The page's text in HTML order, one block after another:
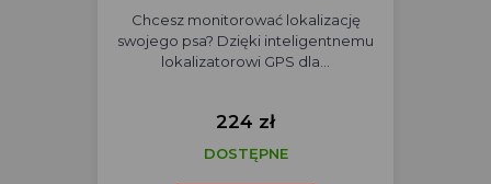
Chcesz monitorować lokalizację
swojego psa? Dzięki inteligentnemu
lokalizatorowi GPS dla…
224 zł
DOSTĘPNE